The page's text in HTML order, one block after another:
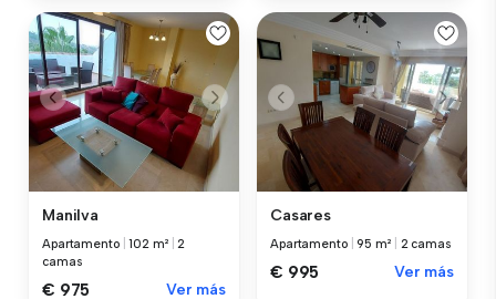
Manilva
Apartamento |102 m²
2
camas
€ 975 Ver más
Casares
Apartamento |95 m² 2 camas
€ 995 Ver más